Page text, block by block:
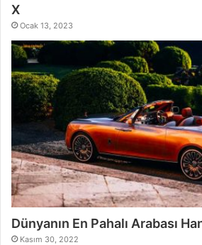
X
Ocak 13, 2023
Dünyanın En Pahalı Arabası
Kasım 30, 2022